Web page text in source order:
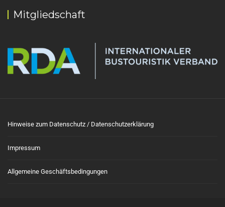
Mitgliedschaft
Hinweise zum Datenschutz / Datenschutzerklärung
Impressum
Allgemeine Geschäftsbedingungen